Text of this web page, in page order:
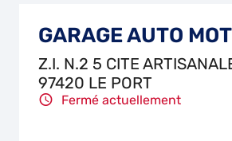
GARAGE AUTO
Z.I. N.2 5 CITE
97420 LE PORT
Fermé actuellement